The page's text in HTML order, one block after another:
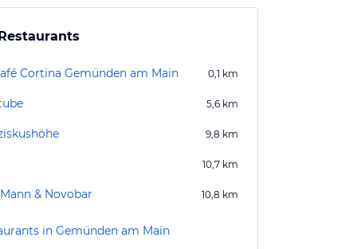
Cortina Gemünden am Main 0,1 km
5,6 km
9,8 km
10,7 km
& Novobar 10,8 km
in Gemünden am Main